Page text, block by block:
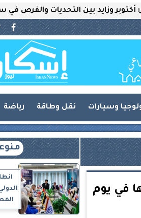
بين التحديات والفرص في سوق
وسيارات نقل وطاقة رياضة
الأخيرة بدور العرض.. حقق 319 جنيها في يوم